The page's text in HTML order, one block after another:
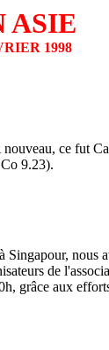
ASIE
1998
ce fut
9.23).
de
grâce aux